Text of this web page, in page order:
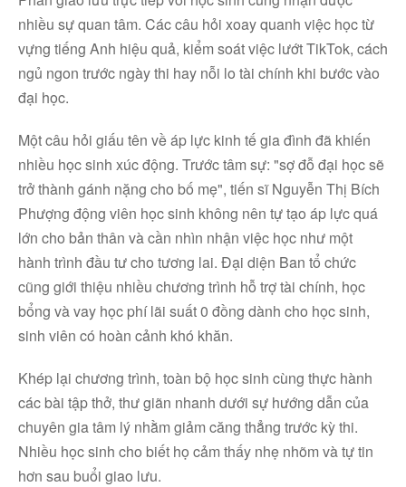
nhiều sự quan tâm. Các câu hỏi xoay quanh việc học từ
vựng tiếng Anh hiệu quả, kiểm soát việc lướt TikTok, cách
ngủ ngon trước ngày thi hay nỗi lo tài chính khi bước vào
đại học.
Một câu hỏi giấu tên về áp lực kinh tế gia đình đã khiến
nhiều học sinh xúc động. Trước tâm sự: "sợ đỗ đại học sẽ
trở thành gánh nặng cho bố mẹ", tiến sĩ Nguyễn Thị Bích
Phượng động viên học sinh không nên tự tạo áp lực quá
lớn cho bản thân và cần nhìn nhận việc học như một
hành trình đầu tư cho tương lai. Đại diện Ban tổ chức
cũng giới thiệu nhiều chương trình hỗ trợ tài chính, học
bổng và vay học phí lãi suất 0 đồng dành cho học sinh,
sinh viên có hoàn cảnh khó khăn.
Khép lại chương trình, toàn bộ học sinh cùng thực hành
các bài tập thở, thư giãn nhanh dưới sự hướng dẫn của
chuyên gia tâm lý nhằm giảm căng thẳng trước kỳ thi.
Nhiều học sinh cho biết họ cảm thấy nhẹ nhõm và tự tin
hơn sau buổi giao lưu.